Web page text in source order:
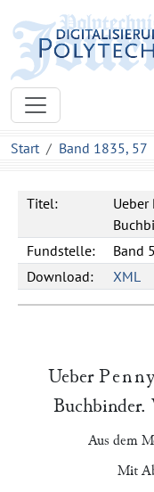
Start Band 1835, 57
Titel:
Ueber
Fundstelle:
Band
Download:
XML
Ueber
Buchbinder.
Aus dem
Mit